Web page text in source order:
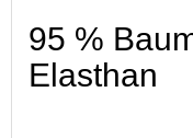
95 %
Elasthan